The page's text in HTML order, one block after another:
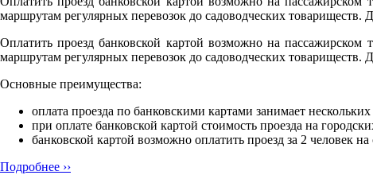
маршрутам регулярных перевозок до садоводческих
Оплатить проезд банковской картой возможно на
маршрутам регулярных перевозок до садоводческих
Основные преимущества:
оплата проезда по банковскими картами занимает нескольких
при оплате банковской картой стоимость проезда на
банковской картой возможно оплатить проезд за 2 человек
Подробнее ››